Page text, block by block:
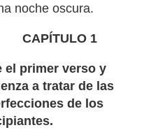
noche oscura.
CAPÍTULO 1
el primer verso y
a tratar de las
de los